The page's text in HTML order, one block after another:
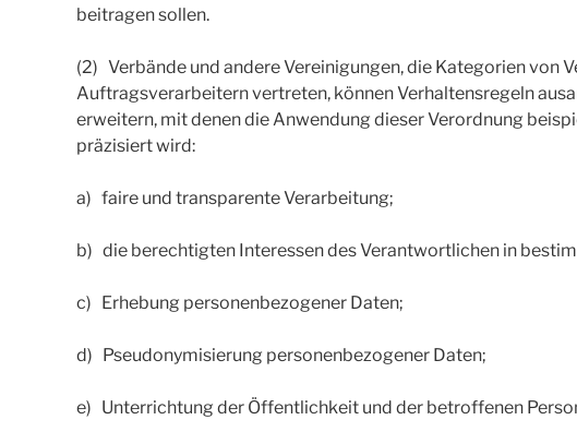
beitragen sollen.
(2) Verbände und andere Vereinigungen, die Kategorien von
Auftragsverarbeitern vertreten, können Verhaltensregeln
erweitern, mit denen die Anwendung dieser Verordnung
präzisiert wird:
a) faire und transparente Verarbeitung;
b) die berechtigten Interessen des Verantwortlichen in
c) Erhebung personenbezogener Daten;
d) Pseudonymisierung personenbezogener Daten;
e) Unterrichtung der Öffentlichkeit und der betroffenen